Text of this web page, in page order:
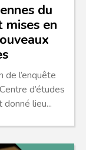
du
en
de l’enquête
d’études
lieu...